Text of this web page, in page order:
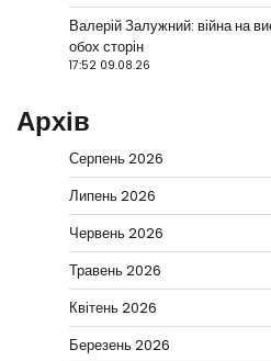
Валерій Залужний: війна на
обох сторін
17:52 09.08.26
Архів
Серпень 2026
Липень 2026
Червень 2026
Травень 2026
Квітень 2026
Березень 2026